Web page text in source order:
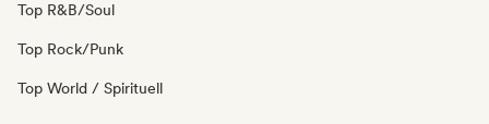
Top R&B/Soul
Top Rock/Punk
Top World / Spirituell